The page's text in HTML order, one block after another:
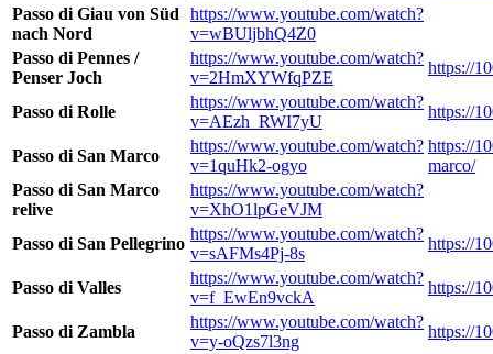
Passo di Giau von Süd
nach Nord
https://www.youtube.com/watch?
v=wBUljbhQ4Z0
Passo di Pennes /
Penser Joch
https://www.youtube.com/watch?
v=2HmXYWfqPZE
https://
Passo di Rolle
https://www.youtube.com/watch?
v=AEzh_RWI7yU
https://
Passo di San Marco
https://www.youtube.com/watch?
v=1quHk2-ogyo
https://
marco/
Passo di San Marco
relive
https://www.youtube.com/watch?
v=XhO1lpGeVJM
Passo di San Pellegrino
https://www.youtube.com/watch?
v=sAFMs4Pj-8s
https://
Passo di Valles
https://www.youtube.com/watch?
v=f_EwEn9vckA
https://
Passo di Zambla
https://www.youtube.com/watch?
v=y-oQzs7l3ng
https://